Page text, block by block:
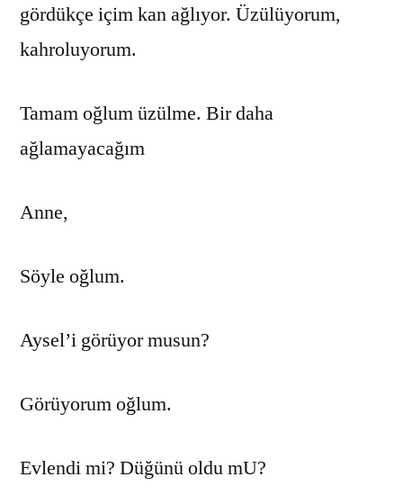
gördükçe içim kan ağlıyor. Üzülüyorum,
kahroluyorum.
Tamam oğlum üzülme. Bir daha
ağlamayacağım
Anne,
Söyle oğlum.
Aysel’i görüyor musun?
Görüyorum oğlum.
Evlendi mi? Düğünü oldu mU?